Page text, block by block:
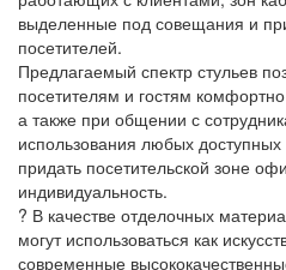
выделенные под совещания и
посетителей.
Предлагаемый спектр стульев
посетителям и гостям
а также при общении с
использования любых доступных
придать посетительской зоне
индивидуальность.
? В качестве отделочных
могут использоваться как
современные